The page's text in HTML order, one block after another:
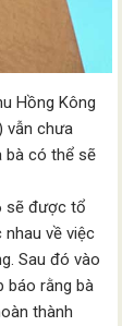
Hồng Kông
vẫn chưa
bà có thể sẽ
sẽ được tổ
về việc
Sau đó vào
báo rằng bà
thành